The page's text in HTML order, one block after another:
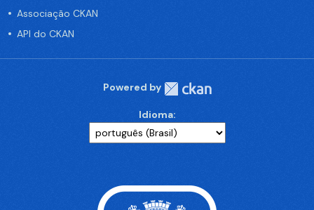
Associação CKAN
API do CKAN
Powered by
Idioma